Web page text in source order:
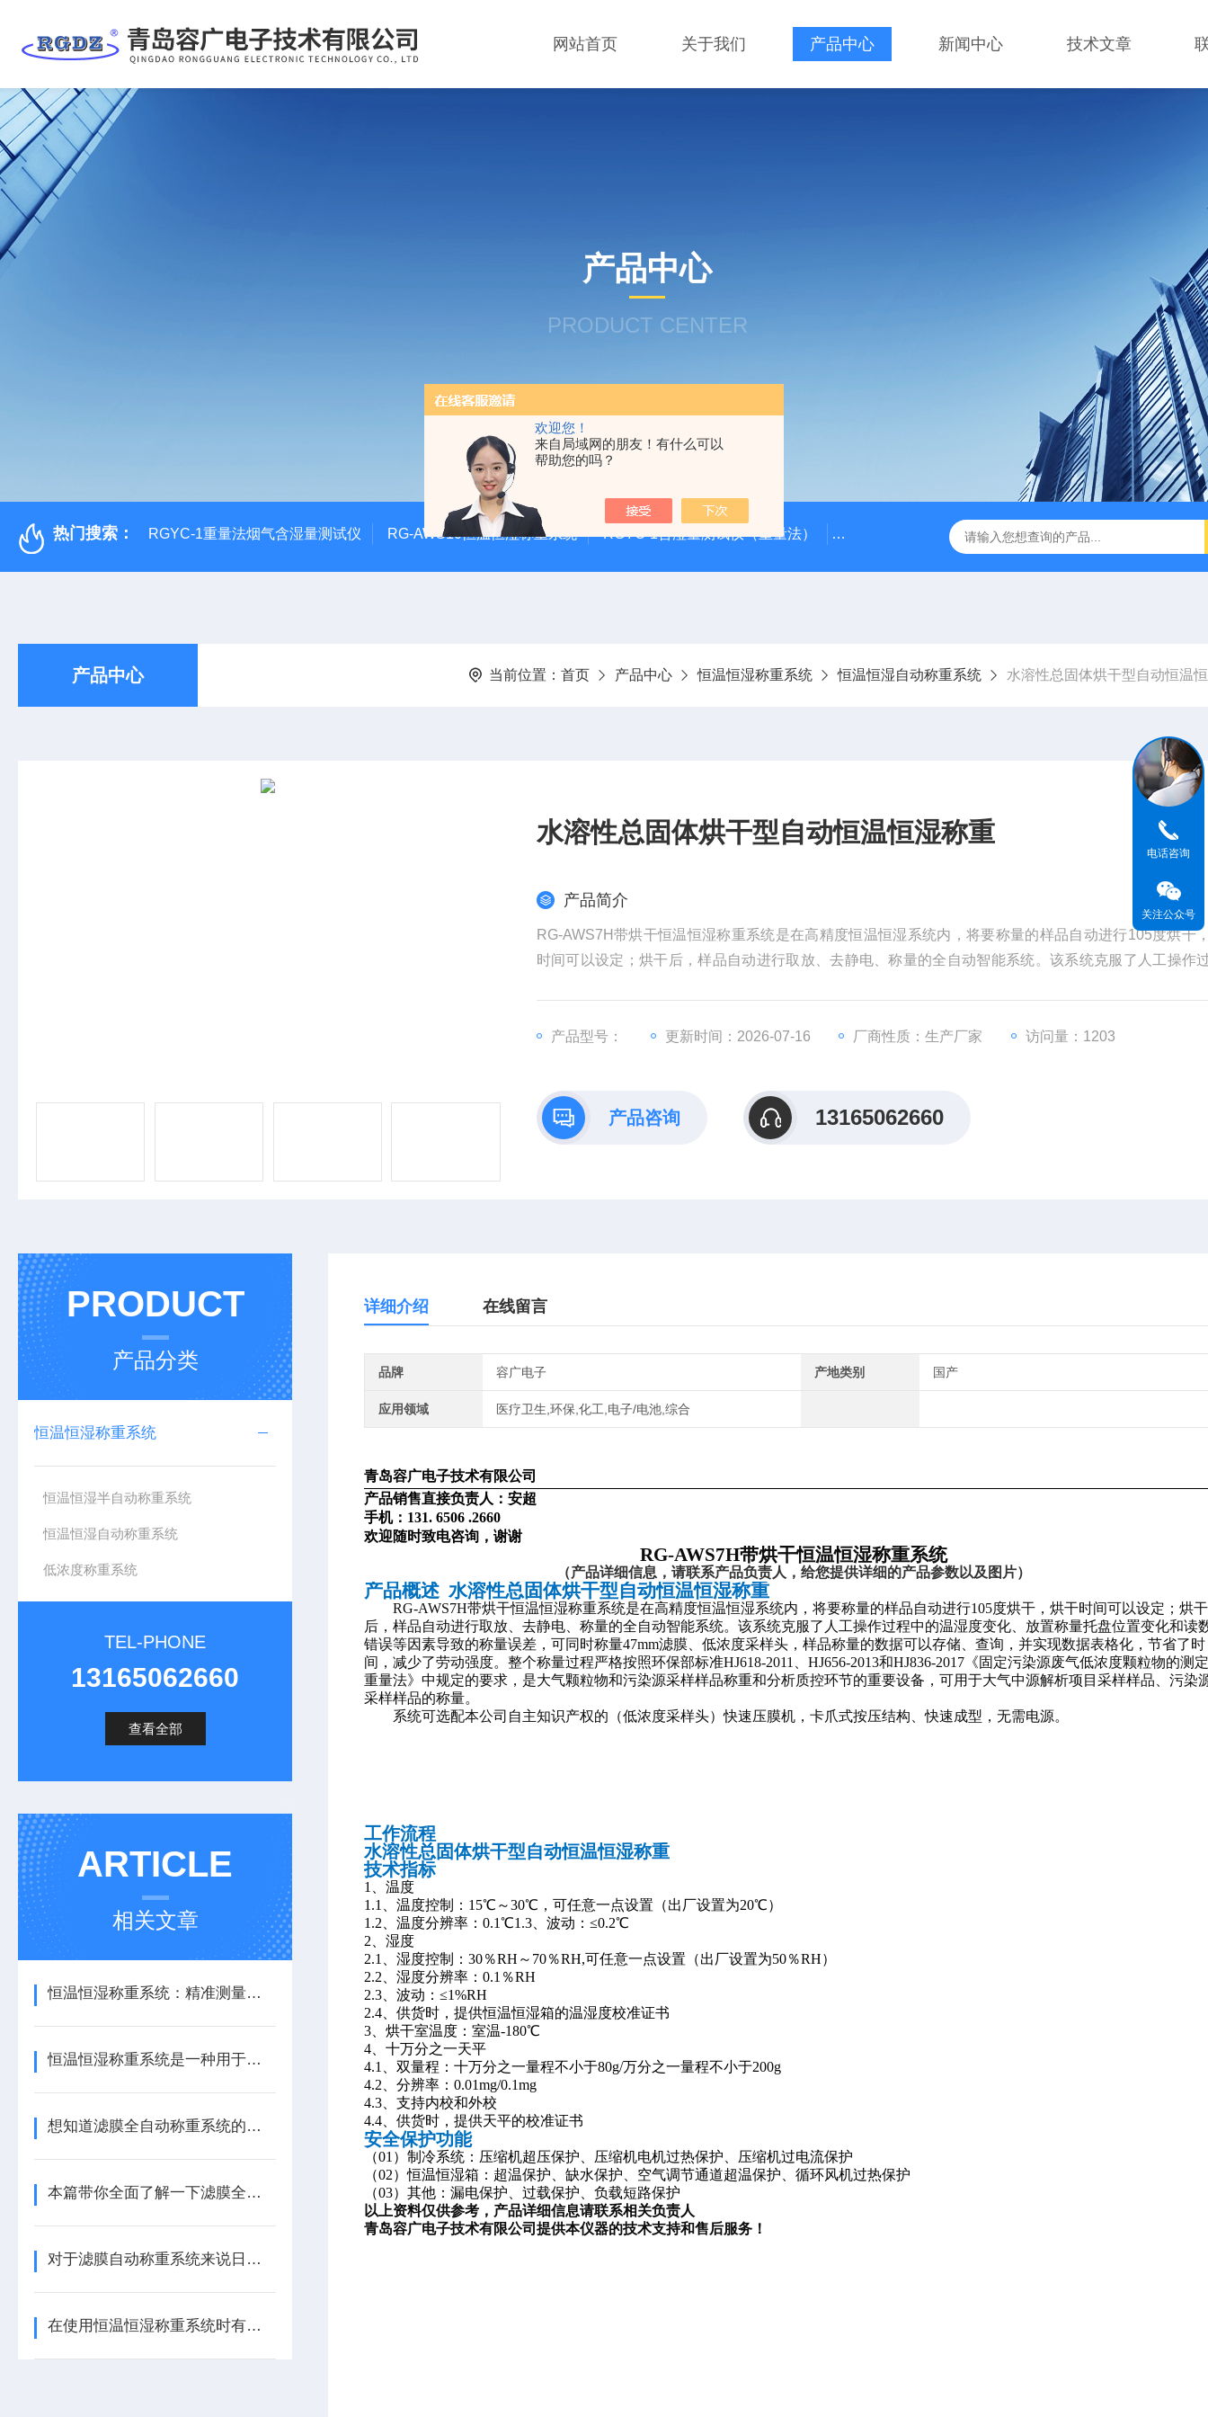
欢迎您！
来自局域网的朋友！有什么可以
帮助您的吗？
网站首页 关于我们 产品中心 新闻中心 技术文章
产品中心
PRODUCT CENTER
热门搜索： RGYC-1重量法烟气含湿量测试仪 RG-AWS10恒温恒湿称重系统 RGYC-1含湿量测试仪（重量法） RG-AWS12低浓度采样头称重系统 RGK-300容广便
产品中心 当前位置： 首页 产品中心 恒温恒湿称重系统 恒温恒湿自动称重系统 水溶性总固体烘干型自动恒温
水溶性总固体烘干型自动恒温恒湿称重
产品简介
RG-AWS7H带烘干恒温恒湿称重系统是在高精度恒温恒湿系统内，将要称量的样品自动进行105度烘干
时间可以设定；烘干后，样品自动进行取放、去静电、称量的全自动智能系统。该系统克服了人工操作
产品型号：
更新时间：2026-07-16 厂商性质：生产厂家 访问量：1203
产品咨询 13165062660
PRODUCT
产品分类
恒温恒湿称重系统
恒温恒湿半自动称重系统
恒温恒湿自动称重系统
低浓度称重系统
TEL-PHONE
13165062660
查看全部
ARTICLE
相关文章
恒温恒湿称重系统：精准测量的科技保障
恒温恒湿称重系统是一种用于精确测量材料质量的设备
想知道滤膜全自动称重系统的原理及辅助功能不妨看看本篇
本篇带你全面了解一下滤膜全自动称重系统
对于滤膜自动称重系统来说日常维护工作该如何进行
在使用恒温恒湿称重系统时有哪些注意事项？看完便知
详细介绍 在线留言
品牌 容广电子 产地类别 国产
应用领域 医疗卫生,环保,化工,电子/电池,综合
青岛容广电子技术有限公司
产品销售直接负责人：安超
手机： 131. 6506 .2660
欢迎随时致电咨询，谢谢
RG-AWS7H带烘干恒温恒湿称重系统
（产品详细信息，请联系产品负责人，给您提供详细的产品参数以及图片）
产品概述 水溶性总固体烘干型自动恒温恒湿称重
RG-AWS7H带烘干恒温恒湿称重系统是在高精度恒温恒湿系统内，将要称量的样品自动进行105度烘干，烘干时间可以设定；烘干
后，样品自动进行取放、去静电、称量的全自动智能系统。该系统克服了人工操作过程中的温湿度变化、放置称量托盘位置变化和读
错误等因素导致的称量误差，可同时称量47mm滤膜、低浓度采样头，样品称量的数据可以存储、查询，并实现数据表格化，节省了时
间， 减少了劳动强度。整个称量过程严格按照环保部标准HJ618-2011、HJ656-2013和HJ836-2017《固定污染源废气低浓度颗粒物的测定
重量法》中规定的要求，是大气颗粒物和污染源采样样品称重和分析质控环节的重要设备，可用于大气中源解析项目采样样品、污染
采样样品的称量。
系统可选配本公司自主知识产权的（低浓度采样头）快速压膜机，卡爪式按压结构、快速成型，无需电源。
工作流程
水溶性总固体烘干型自动恒温恒湿称重
技术指标
1、温度
1.1、温度控制：15℃～30℃，可任意一点设置（出厂设置为20℃）
1.2、温度分辨率：0.1℃1.3、波动：≤0.2℃
2、湿度
2.1、湿度控制：30％RH～70％RH,可任意一点设置（出厂设置为50％RH）
2.2、湿度分辨率：0.1％RH
2.3、波动：≤1%RH
2.4、供货时，提供恒温恒湿箱的温湿度校准证书
3、烘干室温度：室温-180℃
4、十万分之一天平
4.1、双量程：十万分之一量程不小于80g/万分之一量程不小于200g
4.2、分辨率：0.01mg/0.1mg
4.3、支持内校和外校
4.4、供货时，提供天平的校准证书
安全保护功能
（01）制冷系统：压缩机超压保护、压缩机电机过热保护、压缩机过电流保护
（02）恒温恒湿箱：超温保护、缺水保护、空气调节通道超温保护、循环风机过热保护
（03） 其他：漏电保护、过载保护、负载短路保护
以上资料仅供参考，产品详细信息请联系相关负责人
青岛容广电子技术有限公司提供本仪器的技术支持和售后服务！
电话咨询
关注公众号